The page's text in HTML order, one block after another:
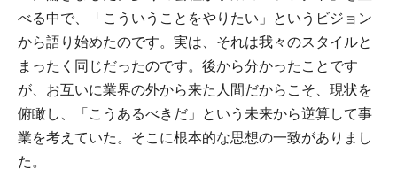
べる中で、「こういうことをやりたい」というビジョン
から語り始めたのです。実は、それは我々のスタイルと
まったく同じだったのです。後から分かったことです
が、お互いに業界の外から来た人間だからこそ、現状を
俯瞰し、「こうあるべきだ」という未来から逆算して事
業を考えていた。そこに根本的な思想の一致がありまし
た。